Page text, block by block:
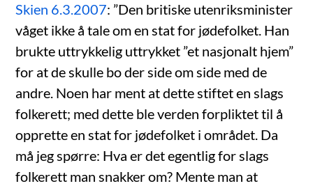
Skien 6.3.2007: ”Den britiske utenriksminister
våget ikke å tale om en stat for jødefolket. Han
brukte uttrykkelig uttrykket ”et nasjonalt hjem”
for at de skulle bo der side om side med de
andre. Noen har ment at dette stiftet en slags
folkerett; med dette ble verden forpliktet til å
opprette en stat for jødefolket i området. Da
må jeg spørre: Hva er det egentlig for slags
folkerett man snakker om? Mente man at